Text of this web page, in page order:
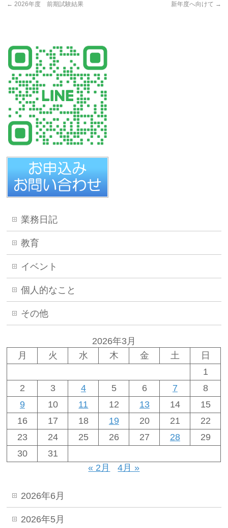
← 2026年度 前期試験結果 新年度へ向けて →
業務日記
教育
イベント
個人的なこと
その他
2026年3月
月
火 水 木 金 土
日
1
2
3 4 5 6 7
8
9
10 11 12 13 14
15
16
17 18 19 20 21
22
23
24 25 26 27 28
29
30
31
« 2月
4月 »
2026年6月
2026年5月